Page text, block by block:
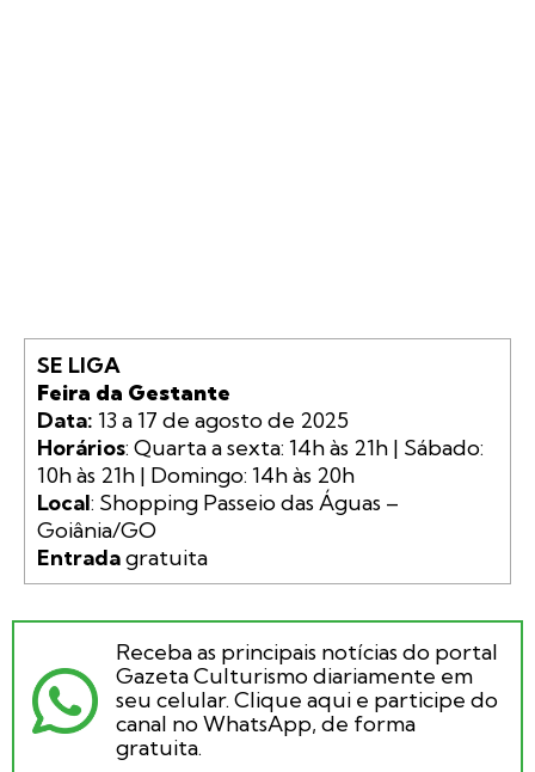
SE LIGA
Feira da Gestante
Data:
Horários: Quarta a sexta: 14h às 21h | Sábado:
Local: Shopping Passeio das Águas –
Entrada gratuita
Receba as principais notícias do portal
Gazeta Culturismo diariamente em
seu celular. Clique aqui e participe do
canal no WhatsApp, de forma
gratuita.